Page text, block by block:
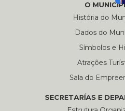
O
História do
Dados do
Símbolos e
Atrações
Sala do
SECRETARÍAS E